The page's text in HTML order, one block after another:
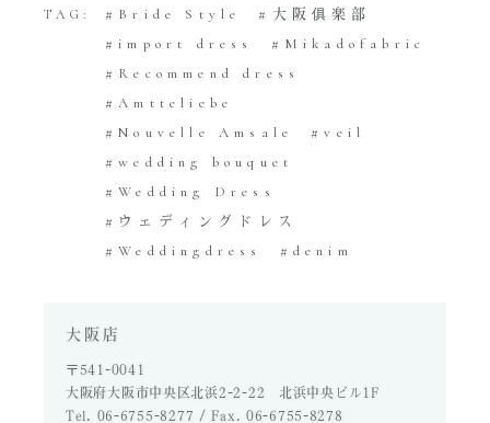
TAG: Bride Style
大阪俱楽部
import dress
Mikadofabric
Recommend dress
Amtteliebe
Nouvelle Amsale
veil
wedding bouquet
Wedding Dress
ウェディングドレス
Weddingdress
denim
大阪店
〒541-0041
大阪府大阪市中央区北浜2-2-22 北浜中央ビル1F
Tel. 06-6755-8277 / Fax. 06-6755-8278